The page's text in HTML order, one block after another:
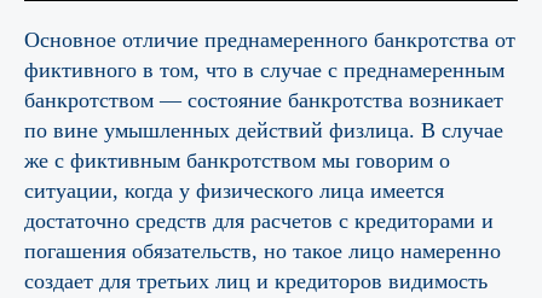
Основное отличие преднамеренного банкротства от
фиктивного в том, что в случае с преднамеренным
банкротством — состояние банкротства возникает
по вине умышленных действий физлица. В случае
же с фиктивным банкротством мы говорим о
ситуации, когда у физического лица имеется
достаточно средств для расчетов с кредиторами и
погашения обязательств, но такое лицо намеренно
создает для третьих лиц и кредиторов видимость